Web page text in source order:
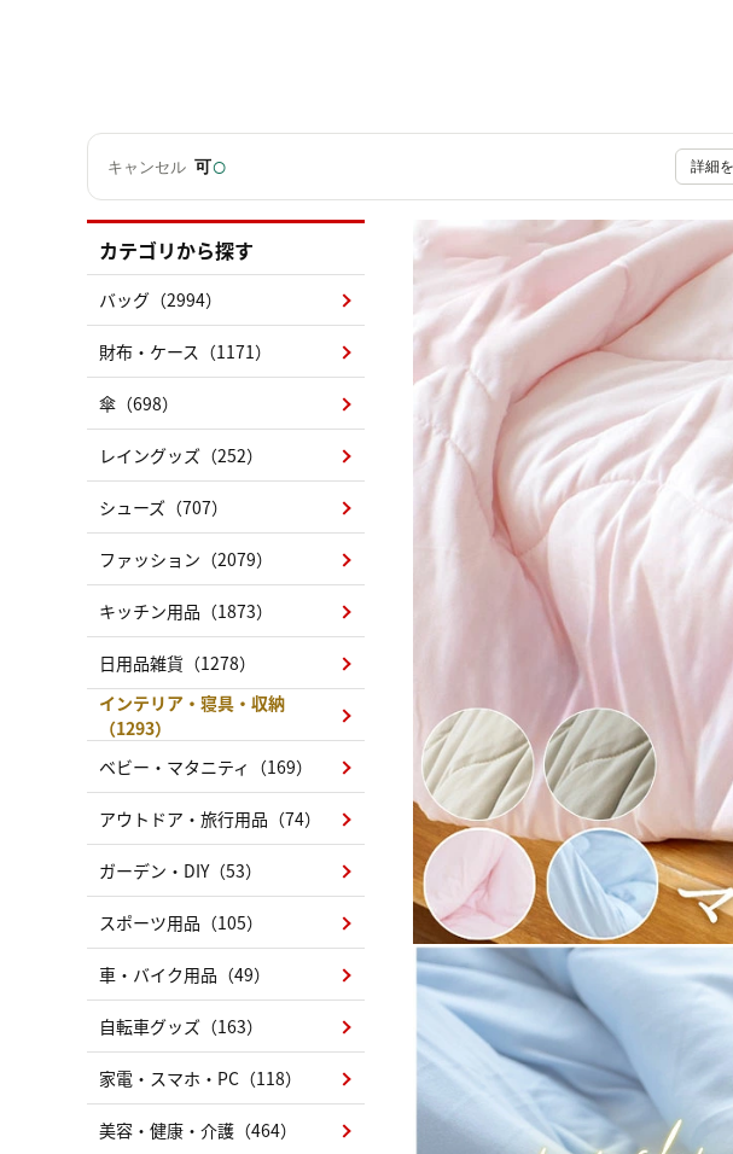
キャンセル 可○ 詳細
カテゴリから探す
バッグ（2994）
財布・ケース（1171）
傘（698）
レイングッズ（252）
シューズ（707）
ファッション（2079）
キッチン用品（1873）
日用品雑貨（1278）
インテリア・寝具・収納
（1293）
ベビー・マタニティ（169）
アウトドア・旅行用品（74）
ガーデン・DIY（53）
スポーツ用品（105）
車・バイク用品（49）
自転車グッズ（163）
家電・スマホ・PC（118）
美容・健康・介護（464）